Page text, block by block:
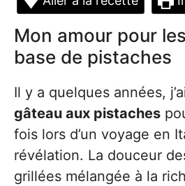
Mon amour pour
base de pistaches
Il y a quelques années,
gâteau aux pistaches
fois lors d’un voyage en
révélation. La douceur
grillées mélangée à la